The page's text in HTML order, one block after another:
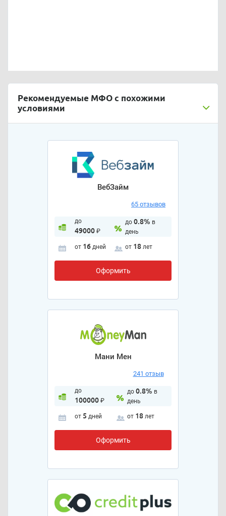
Рекомендуемые МФО с похожими
условиями
ВебЗайм
65 отзывов
до
49000₽
до 0.8% в
день
от 16 дней от 18 лет
Оформить
Мани Мен
241 отзыв
до
100000₽
до 0.8% в
день
от 5 дней от 18 лет
Оформить